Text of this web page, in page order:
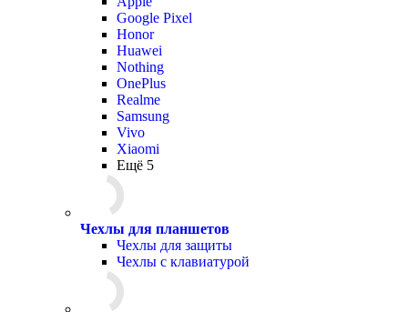
Google Pixel
Honor
Huawei
Nothing
OnePlus
Realme
Samsung
Vivo
Xiaomi
Ещё 5
Чехлы для планшетов
Чехлы для защиты
Чехлы с клавиатурой